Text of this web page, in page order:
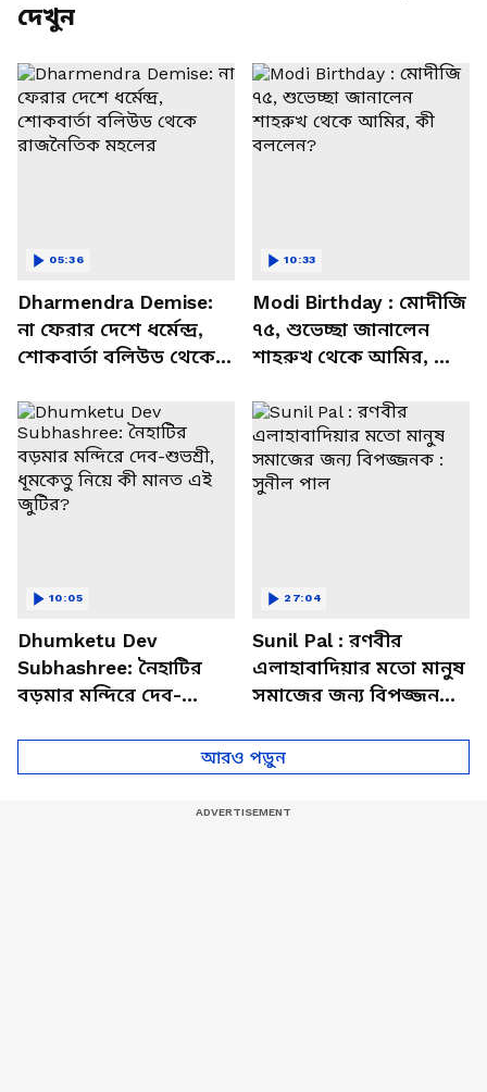
দেখুন
Dharmendra Demise:
না ফেরার দেশে ধর্মেন্দ্র,
শোকবার্তা বলিউড থেকে
05:36
Modi Birthday : মোদীজি
৭৫, শুভেচ্ছা জানালেন
শাহরুখ থেকে আমির, কী
10:33
Dhumketu Dev
Subhashree: নৈহাটির
বড়মার মন্দিরে দেব-
10:05
Sunil Pal : রণবীর
এলাহাবাদিয়ার মতো মানুষ
সমাজের জন্য বিপজ্জনক :
27:04
আরও পড়ুন